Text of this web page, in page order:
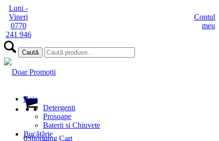
Luni -
Vineri
0770
241 946
Contul
meu
0Shopping Cart
Baie
Detergenti
Prosoape
Baterii si Chiuvete
Bucătărie